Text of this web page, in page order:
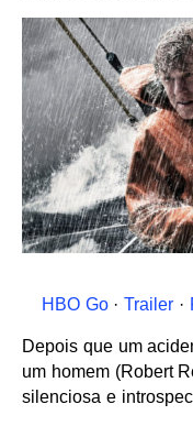
HBO Go·Trailer ·
Depois que um
um homem (Robert
silenciosa e